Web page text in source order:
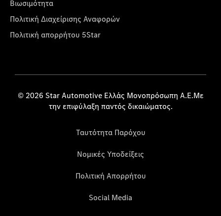
Βιωσιμότητα
Πολιτική Διαχείρισης Αναφορών
Πολιτική απορρήτου 5Star
© 2026 Star Automotive Ελλάς Μονοπρόσωπη Α.Ε.Με
την επιφύλαξη παντός δικαιώματος.
Ταυτότητα Παρόχου
Νομικές Υποδείξεις
Πολιτική Απορρήτου
Social Media